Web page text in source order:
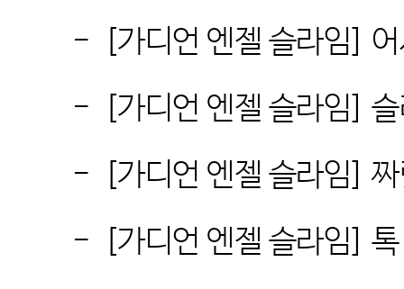
-
가디언 엔젤 슬라임
-
가디언 엔젤 슬라임 ]
-
가디언 엔젤 슬라임 ]
-
가디언 엔젤 슬라임 ]톡